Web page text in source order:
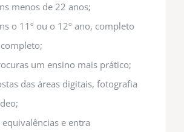
menos de 22 anos;
o 11º ou o 12º ano, completo
um ensino mais prático;
das áreas digitais, fotografia
equivalências e entra